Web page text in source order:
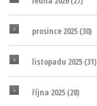
prosince 2025 (30)
listopadu 2025 (31)
října 2025 (28)